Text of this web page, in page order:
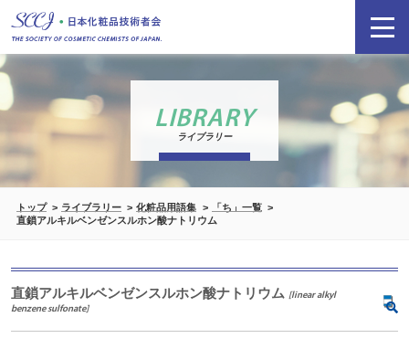
LIBRARY
ライブラリー
トップ ライブラリー 化粧品用語集
「ち」一覧
直鎖アルキルベンゼンスルホン酸ナトリウム
直鎖アルキルベンゼンスルホン酸ナトリウム [linear alkyl
benzene sulfonate]